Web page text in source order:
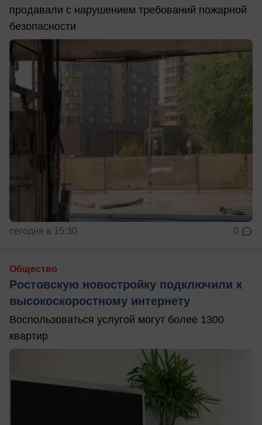
продавали с нарушением требований пожарной
безопасности
сегодня в 15:30 0
Общество
Ростовскую новостройку подключили к
высокоскоростному интернету
Воспользоваться услугой могут более 1300
квартир